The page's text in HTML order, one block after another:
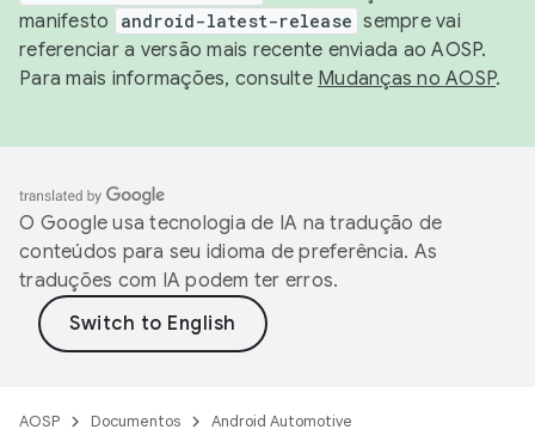
manifesto
android-latest-release sempre vai
referenciar a versão mais recente enviada ao AOSP.
Para mais informações, consulte Mudanças no AOSP.
O Google usa tecnologia de IA na tradução de
conteúdos para seu idioma de preferência. As
traduções com IA podem ter erros.
AOSP Documentos Android Automotive